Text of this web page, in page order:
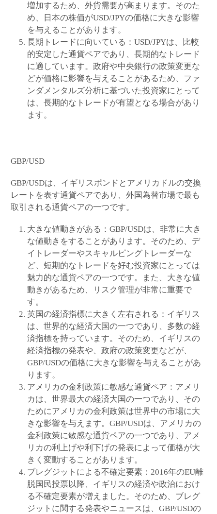
増加するため、外貨需要が高まります。そのた
め、日本の株価がUSD/JPYの価格に大きな影響
を与えることがあります。
長期トレードに向いている：USD/JPYは、比較
的安定した通貨ペアであり、長期的なトレード
に適しています。政府や中央銀行の政策変更な
どが価格に影響を与えることがあるため、ファ
ンダメンタルズ分析に基づいた投資家にとって
は、長期的なトレードが有望となる場合があり
ます。
GBP/USD
GBP/USDは、イギリスポンドとアメリカドルの交換
レートを表す通貨ペアであり、外国為替市場で最も
取引される通貨ペアの一つです。
大きな値動きがある：GBP/USDは、非常に大き
な値動きをすることがあります。そのため、デ
イトレーダーやスキャルピングトレーダーな
ど、短期的なトレードを好む投資家にとっては
魅力的な通貨ペアの一つです。また、大きな値
動きがあるため、リスク管理が非常に重要で
す。
英国の経済指標に大きく左右される：イギリス
は、世界的な経済大国の一つであり、多数の経
済指標を持っています。そのため、イギリスの
経済指標の発表や、政府の政策変更などが、
GBP/USDの価格に大きな影響を与えることがあ
ります。
アメリカの金利政策に敏感な通貨ペア：アメリ
カは、世界最大の経済大国の一つであり、その
ためにアメリカの金利政策は世界中の市場に大
きな影響を与えます。GBP/USDは、アメリカの
金利政策に敏感な通貨ペアの一つであり、アメ
リカの利上げや利下げの発表によって価格が大
きく変動することがあります。
ブレグジットによる不確定要素：2016年のEU離
脱国民投票以降、イギリスの経済や政治におけ
る不確定要素が増えました。そのため、ブレグ
ジットに関する発表やニュースは、GBP/USDの